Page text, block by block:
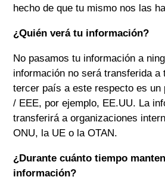
hecho de que tu mismo nos las
¿Quién verá tu información?
No pasamos tu información a
información no será transferida
tercer país a este respecto es un
/ EEE, por ejemplo, EE.UU. La
transferirá a organizaciones
ONU, la UE o la OTAN.
¿Durante cuánto tiempo
información?